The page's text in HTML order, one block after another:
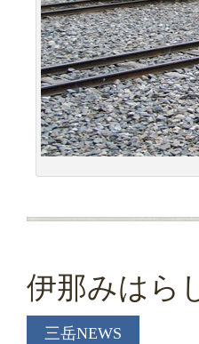
伊那みはら
三岳NEWS